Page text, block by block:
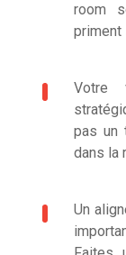
room
priment
Votre
pas un
dans la
Un